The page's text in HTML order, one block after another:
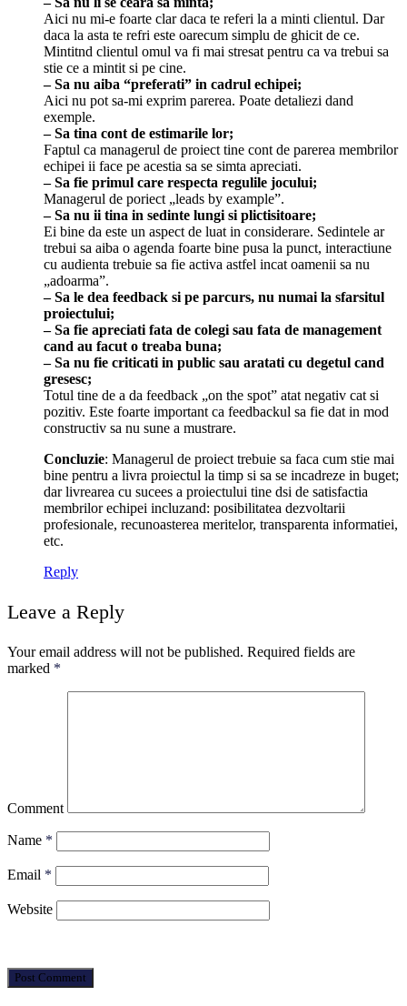
Aici nu mi-e foarte clar daca te referi la a minti clientul. Dar
daca la asta te refri este oarecum simplu de ghicit de ce.
Mintitnd clientul omul va fi mai stresat pentru ca va trebui sa
stie ce a mintit si pe cine.
– Sa nu aiba “preferati” in cadrul echipei;
Aici nu pot sa-mi exprim parerea. Poate detaliezi dand
exemple.
– Sa tina cont de estimarile lor;
Faptul ca managerul de proiect tine cont de parerea membrilor
echipei ii face pe acestia sa se simta apreciati.
– Sa fie primul care respecta regulile jocului;
Managerul de poriect „leads by example”.
– Sa nu ii tina in sedinte lungi si plictisitoare;
Ei bine da este un aspect de luat in considerare. Sedintele ar
trebui sa aiba o agenda foarte bine pusa la punct, interactiune
cu audienta trebuie sa fie activa astfel incat oamenii sa nu
„adoarma”.
– Sa le dea feedback si pe parcurs, nu numai la sfarsitul
proiectului;
– Sa fie apreciati fata de colegi sau fata de management
cand au facut o treaba buna;
– Sa nu fie criticati in public sau aratati cu degetul cand
gresesc;
Totul tine de a da feedback „on the spot” atat negativ cat si
pozitiv. Este foarte important ca feedbackul sa fie dat in mod
constructiv sa nu sune a mustrare.
Concluzie: Managerul de proiect trebuie sa faca cum stie mai
bine pentru a livra proiectul la timp si sa se incadreze in buget;
dar livrearea cu sucees a proiectului tine dsi de satisfactia
membrilor echipei incluzand: posibilitatea dezvoltarii
profesionale, recunoasterea meritelor, transparenta informatiei,
etc.
Reply
Leave a Reply
Your email address will not be published. Required fields are
marked *
Comment
Name *
Email *
Website